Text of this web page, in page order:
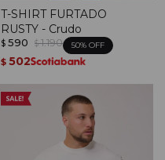
T-SHIRT FURTADO
RUSTY - Crudo
$ 590 $ 1.190 50
$ 502